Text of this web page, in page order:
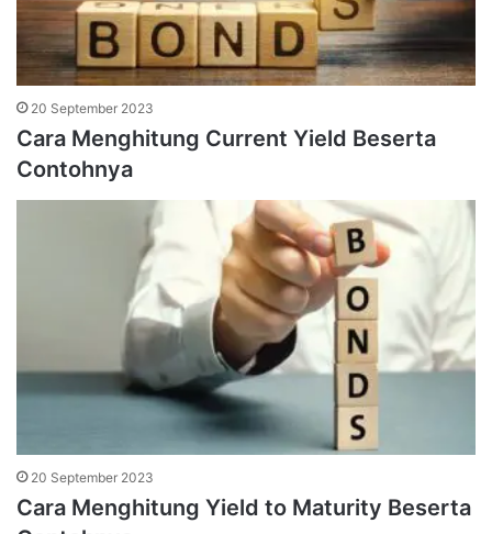
20 September 2023
Cara Menghitung Current Yield Beserta
Contohnya
20 September 2023
Cara Menghitung Yield to Maturity Beserta